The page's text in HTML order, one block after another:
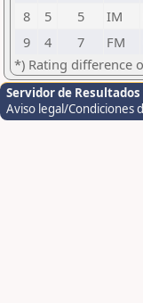
8
5 5 IM
9
4 7 FM
*) Rating difference
Servidor de
Aviso legal/Condiciones